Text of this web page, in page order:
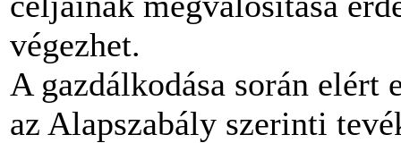
végezhet.
A gazdálkodása során elért
az Alapszabály szerinti